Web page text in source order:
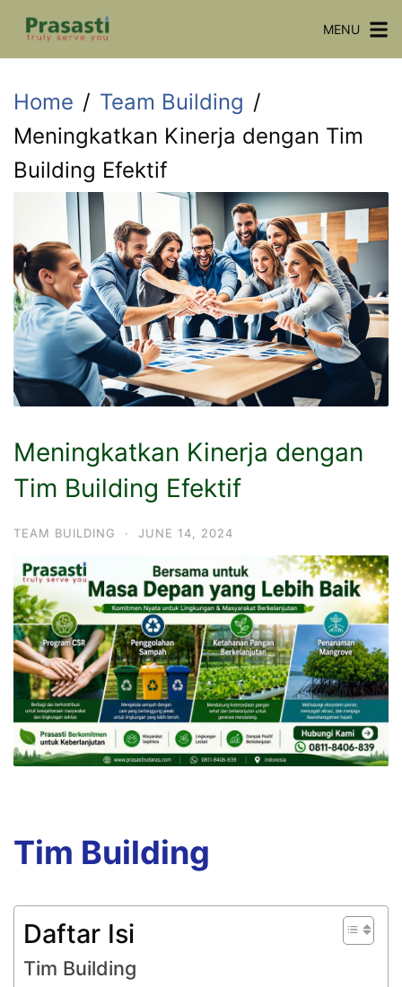
Skip
MENU
Home
Team Building
Meningkatkan Kinerja dengan Tim
Building Efektif
Meningkatkan Kinerja dengan
Tim Building Efektif
TEAM BUILDING · JUNE 14, 2024
Tim Building
Daftar Isi
Tim Building